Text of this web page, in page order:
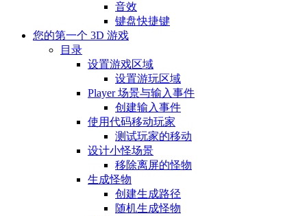
音效
键盘快捷键
您的第一个 3D 游戏
目录
设置游戏区域
设置游玩区域
Player 场景与输入事件
创建输入事件
使用代码移动玩家
测试玩家的移动
设计小怪场景
移除离屏的怪物
生成怪物
创建生成路径
随机生成怪物